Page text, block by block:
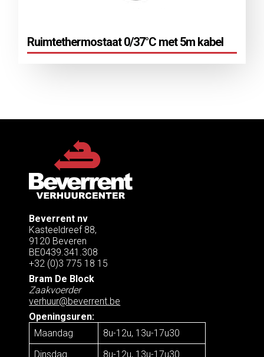
Ruimtethermostaat 0/37°C met 5m kabel
Beverrent nv
Kasteeldreef 88,
9120 Beveren
BE0439.341.308
+32 (0)3 775 18 15
Bram De Block
Zaakvoerder
verhuur@beverrent.be
Openingsuren:
Maandag
8u-12u, 13u-17u30
Dinsdag
8u-12u, 13u-17u30